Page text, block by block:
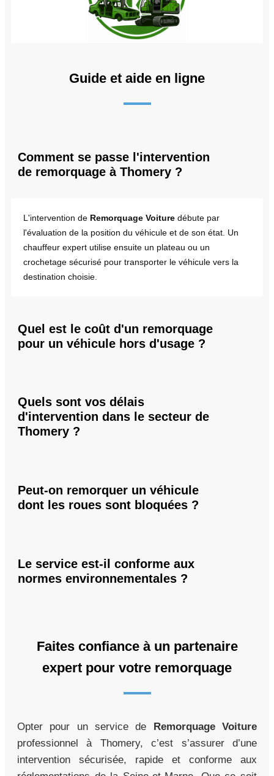
Guide et aide en ligne
Comment se passe l'intervention
de remorquage à Thomery ?
L'intervention de Remorquage Voiture débute par
l'évaluation de la position du véhicule et de son état. Un
chauffeur expert utilise ensuite un plateau ou un
crochetage sécurisé pour transporter le véhicule vers la
destination choisie.
Quel est le coût d'un remorquage
pour un véhicule hors d'usage ?
Quels sont vos délais
d'intervention dans le secteur de
Thomery ?
Peut-on remorquer un véhicule
dont les roues sont bloquées ?
Le service est-il conforme aux
normes environnementales ?
Faites confiance à un partenaire
expert pour votre remorquage
Opter pour un service de Remorquage Voiture
professionnel à Thomery, c’est s’assurer d’une
intervention sécurisée, rapide et conforme aux